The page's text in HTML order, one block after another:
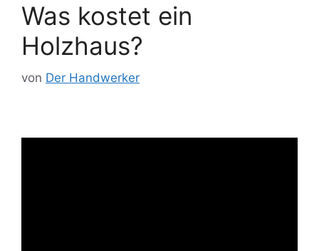
Was kostet ein
Holzhaus?
von Der Handwerker